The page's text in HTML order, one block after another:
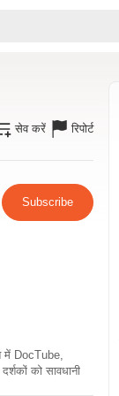
सेव करें रिपोर्ट
Subscribe
में DocTube,
को सावधानी